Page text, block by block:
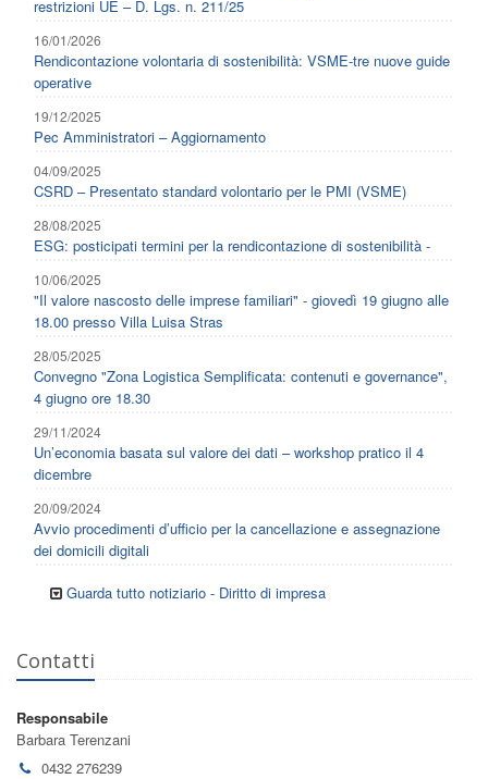
restrizioni UE – D. Lgs. n. 211/25
16/01/2026
Rendicontazione volontaria di sostenibilità: VSME-tre nuove guide
operative
19/12/2025
Pec Amministratori – Aggiornamento
04/09/2025
CSRD – Presentato standard volontario per le PMI (VSME)
28/08/2025
ESG: posticipati termini per la rendicontazione di sostenibilità -
10/06/2025
"Il valore nascosto delle imprese familiari" - giovedì 19 giugno alle
18.00 presso Villa Luisa Stras
28/05/2025
Convegno "Zona Logistica Semplificata: contenuti e governance",
4 giugno ore 18.30
29/11/2024
Un’economia basata sul valore dei dati – workshop pratico il 4
dicembre
20/09/2024
Avvio procedimenti d’ufficio per la cancellazione e assegnazione
dei domicili digitali
Guarda tutto notiziario - Diritto di impresa
Contatti
Responsabile
Barbara Terenzani
0432 276239